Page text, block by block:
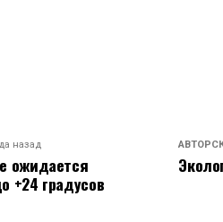
назад
ожидается
+24 градусов